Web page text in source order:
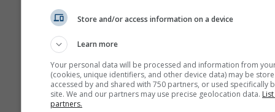
Store and/or access information on a device
Learn more
Your personal data will be processed and information from
(cookies, unique identifiers, and other device data) may be
accessed by and shared with 750 partners, or used specifically
site. We and our partners may use precise geolocation data.
partners.